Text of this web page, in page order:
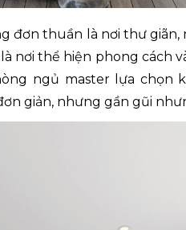
đơn thuần là nơi thư giãn,
nơi thể hiện phong cách
ngủ master lựa chọn
giản, nhưng gần gũi